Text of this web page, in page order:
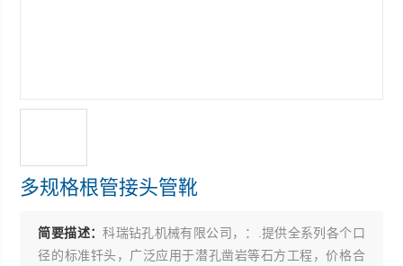
多规格根管接头管靴
简要描述：科瑞钻孔机械有限公司，：.提供全系列各个口
径的标准钎头，广泛应用于潜孔凿岩等石方工程，价格合